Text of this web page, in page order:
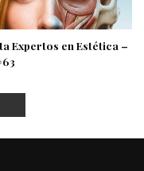
Expertos en Estética –